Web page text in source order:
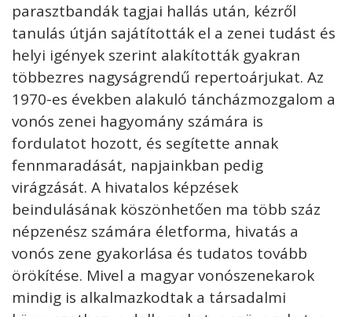
parasztbandák tagjai hallás után, kézről
tanulás útján sajátították el a zenei tudást és
helyi igények szerint alakították gyakran
többezres nagyságrendű repertoárjukat. Az
1970-es években alakuló táncházmozgalom a
vonós zenei hagyomány számára is
fordulatot hozott, és segítette annak
fennmaradását, napjainkban pedig
virágzását. A hivatalos képzések
beindulásának köszönhetően ma több száz
népzenész számára életforma, hivatás a
vonós zene gyakorlása és tudatos tovább
örökítése. Mivel a magyar vonószenekarok
mindig is alkalmazkodtak a társadalmi